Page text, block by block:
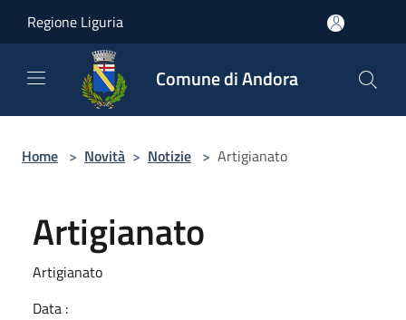
Regione Liguria
Comune di Andora
Home > Novità > Notizie > Artigianato
Artigianato
Artigianato
Data :